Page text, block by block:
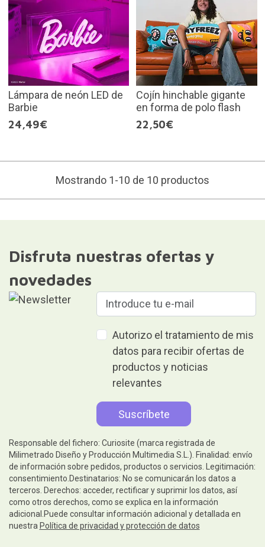
Lámpara de neón LED de
Barbie
24,49€
Cojín hinchable gigante
en forma de polo flash
22,50€
Mostrando 1-10 de 10 productos
Disfruta nuestras ofertas y
novedades
Autorizo el tratamiento de mis
datos para recibir ofertas de
productos y noticias
relevantes
Responsable del fichero: Curiosite (marca registrada de
Milimetrado Diseño y Producción Multimedia S.L.). Finalidad: envío
de información sobre pedidos, productos o servicios. Legitimación:
consentimiento.Destinatarios: No se comunicarán los datos a
terceros. Derechos: acceder, rectificar y suprimir los datos, así
como otros derechos, como se explica en la información
adicional.Puede consultar información adicional y detallada en
nuestra Política de privacidad y protección de datos